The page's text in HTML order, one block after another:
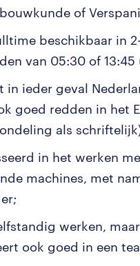
of
beschikbaar in
van 05:30 of 13:45
in ieder geval
goed redden in het
als
in het werken
machines, met
werken, maar
ook goed in een